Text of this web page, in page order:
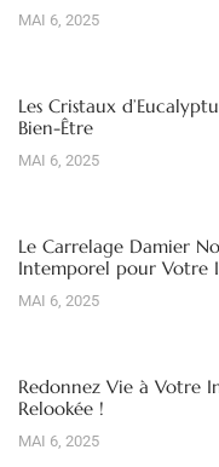
MAI 6, 2025
Les Cristaux
Bien-Être
MAI 6, 2025
Le Carrelage Damier
Intemporel pour Votre
MAI 6, 2025
Redonnez Vie à Votre
Relookée !
MAI 6, 2025